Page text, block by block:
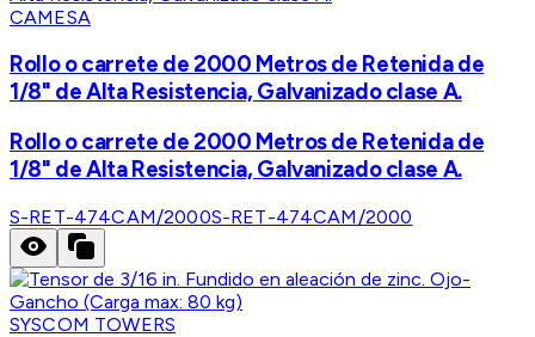
CAMESA
Rollo o carrete de 2000 Metros de Retenida de
1/8" de Alta Resistencia, Galvanizado clase A.
Rollo o carrete de 2000 Metros de Retenida de
1/8" de Alta Resistencia, Galvanizado clase A.
S-RET-474CAM/2000S-RET-474CAM/2000
SYSCOM TOWERS